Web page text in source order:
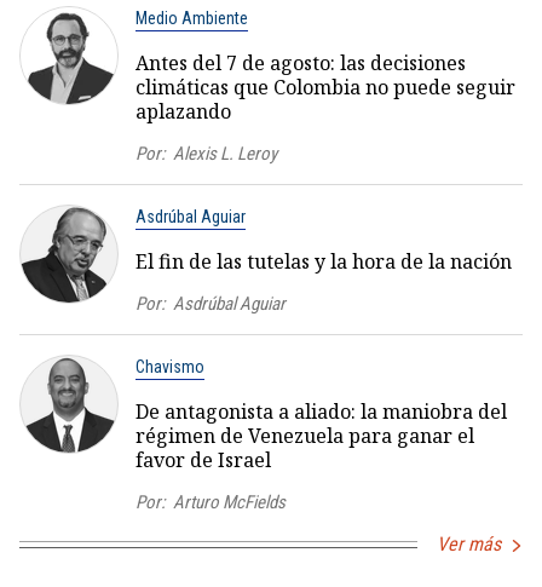
Medio Ambiente
Antes del 7 de agosto: las decisiones
climáticas que Colombia no puede seguir
aplazando
Por: Alexis L. Leroy
Asdrúbal Aguiar
El fin de las tutelas y la hora de la nación
Por: Asdrúbal Aguiar
Chavismo
De antagonista a aliado: la maniobra del
régimen de Venezuela para ganar el
favor de Israel
Por: Arturo McFields
Ver más